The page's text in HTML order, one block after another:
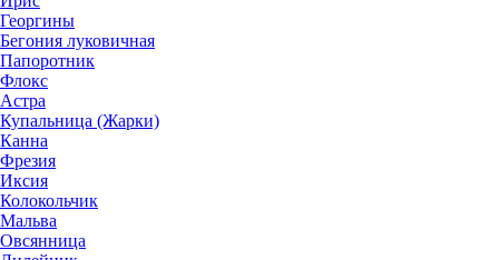
Георгины
Бегония луковичная
Папоротник
Флокс
Астра
Купальница (Жарки)
Канна
Фрезия
Иксия
Колокольчик
Мальва
Овсянница